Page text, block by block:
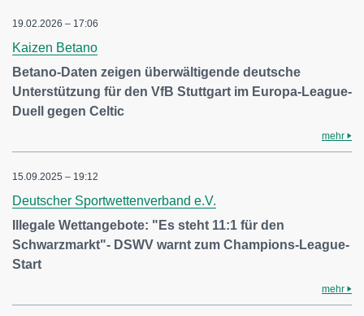
19.02.2026 – 17:06
Kaizen Betano
Betano-Daten zeigen überwältigende deutsche
Unterstützung für den VfB Stuttgart im Europa-League-
Duell gegen Celtic
mehr
15.09.2025 – 19:12
Deutscher Sportwettenverband e.V.
Illegale Wettangebote: "Es steht 11:1 für den
Schwarzmarkt"- DSWV warnt zum Champions-League-
Start
mehr